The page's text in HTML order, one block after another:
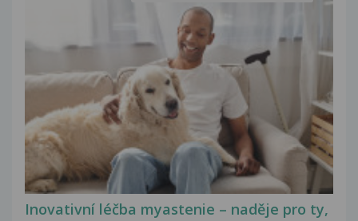
Inovativní léčba myastenie – naděje pro ty,